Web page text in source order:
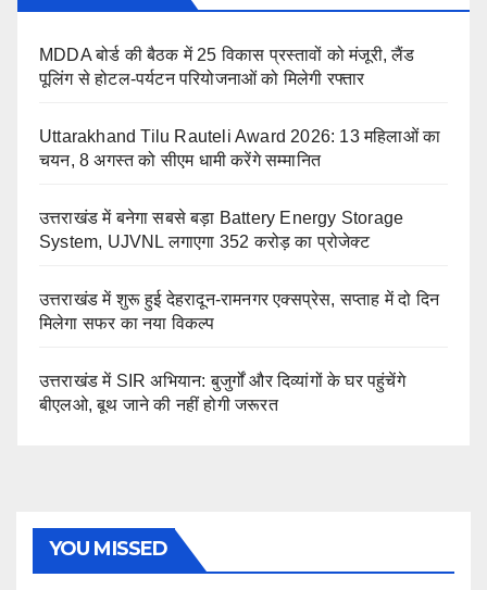
MDDA बोर्ड की बैठक में 25 विकास प्रस्तावों को मंजूरी, लैंड
पूलिंग से होटल-पर्यटन परियोजनाओं को मिलेगी रफ्तार
Uttarakhand Tilu Rauteli Award 2026: 13 महिलाओं का
चयन, 8 अगस्त को सीएम धामी करेंगे सम्मानित
उत्तराखंड में बनेगा सबसे बड़ा Battery Energy Storage
System, UJVNL लगाएगा 352 करोड़ का प्रोजेक्ट
उत्तराखंड में शुरू हुई देहरादून-रामनगर एक्सप्रेस, सप्ताह में दो दिन
मिलेगा सफर का नया विकल्प
उत्तराखंड में SIR अभियान: बुजुर्गों और दिव्यांगों के घर पहुंचेंगे
बीएलओ, बूथ जाने की नहीं होगी जरूरत
YOU MISSED